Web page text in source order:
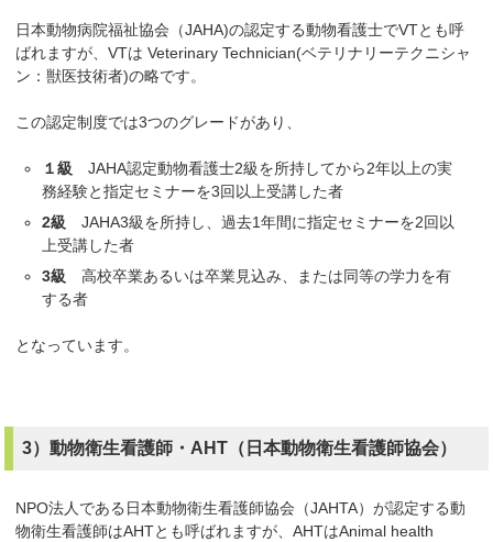
日本動物病院福祉協会（JAHA)の認定する動物看護士でVTとも呼
ばれますが、VTは Veterinary Technician(ベテリナリーテクニシャ
ン：獣医技術者)の略です。
この認定制度では3つのグレードがあり、
１級JAHA認定動物看護士2級を所持してから2年以上の実
務経験と指定セミナーを3回以上受講した者
2級 JAHA3級を所持し、過去1年間に指定セミナーを2回以
上受講した者
3級 高校卒業あるいは卒業見込み、または同等の学力を有
する者
となっています。
3）動物衛生看護師・AHT（日本動物衛生看護師協会）
NPO法人である日本動物衛生看護師協会（JAHTA）が認定する動
物衛生看護師はAHTとも呼ばれますが、AHTはAnimal health